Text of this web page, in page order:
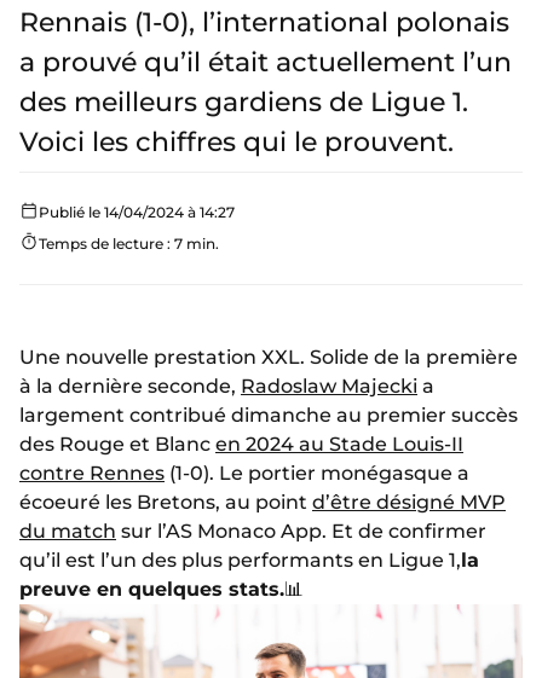
Rennais (1-0), l’international polonais
a prouvé qu’il était actuellement l’un
des meilleurs gardiens de Ligue 1.
Voici les chiffres qui le prouvent.
Publié le 14/04/2024 à 14:27
Temps de lecture : 7 min.
Une nouvelle prestation XXL. Solide de la première
à la dernière seconde, Radoslaw Majecki a
largement contribué dimanche au premier succès
des Rouge et Blanc en 2024 au Stade Louis-II
contre Rennes (1-0). Le portier monégasque a
écoeuré les Bretons, au point d’être désigné MVP
du match sur l’AS Monaco App. Et de confirmer
qu’il est l’un des plus performants en Ligue 1,la
preuve en quelques stats.📊